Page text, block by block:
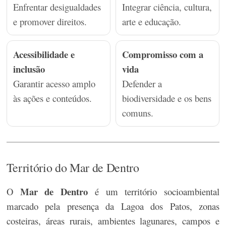
Enfrentar desigualdades
e promover direitos.
Integrar ciência, cultura,
arte e educação.
Acessibilidade e
inclusão
Garantir acesso amplo
às ações e conteúdos.
Compromisso com a
vida
Defender a
biodiversidade e os bens
comuns.
Território do Mar de Dentro
O Mar de Dentro é um território socioambiental
marcado pela presença da Lagoa dos Patos, zonas
costeiras, áreas rurais, ambientes lagunares, campos e